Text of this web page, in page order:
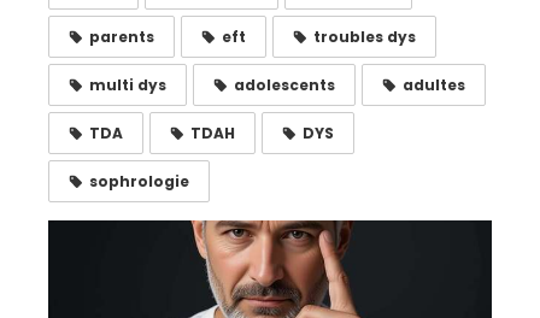
parents eft troubles dys
multi dys adolescents adultes
TDA TDAH DYS
sophrologie